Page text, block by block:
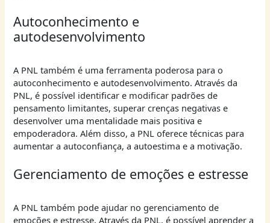
Autoconhecimento e
autodesenvolvimento
A PNL também é uma ferramenta poderosa para o
autoconhecimento e autodesenvolvimento. Através da
PNL, é possível identificar e modificar padrões de
pensamento limitantes, superar crenças negativas e
desenvolver uma mentalidade mais positiva e
empoderadora. Além disso, a PNL oferece técnicas para
aumentar a autoconfiança, a autoestima e a motivação.
Gerenciamento de emoções e estresse
A PNL também pode ajudar no gerenciamento de
emoções e estresse. Através da PNL, é possível aprender a